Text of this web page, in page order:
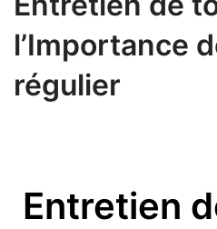
l’Importance
régulier​
Entretien